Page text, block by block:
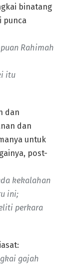
binatang
punca
Rahimah
itu
dan
dan
untuk
post-
kekalahan
ini;
perkara
gajah